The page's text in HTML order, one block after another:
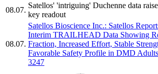
08.07.
Satellos' 'intriguing' Duchenne data
key readout
08.07.
Satellos Bioscience Inc.: Satellos
Interim TRAILHEAD Data Showing
Fraction, Increased Effort, Stable
Favorable Safety Profile in DMD
3247